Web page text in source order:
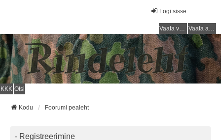
Logi sisse
Vaata vastamata teemasi Vaata aktiivseid teemasid
KKK Otsi
Kodu Foorumi pealeht
- Registreerimine